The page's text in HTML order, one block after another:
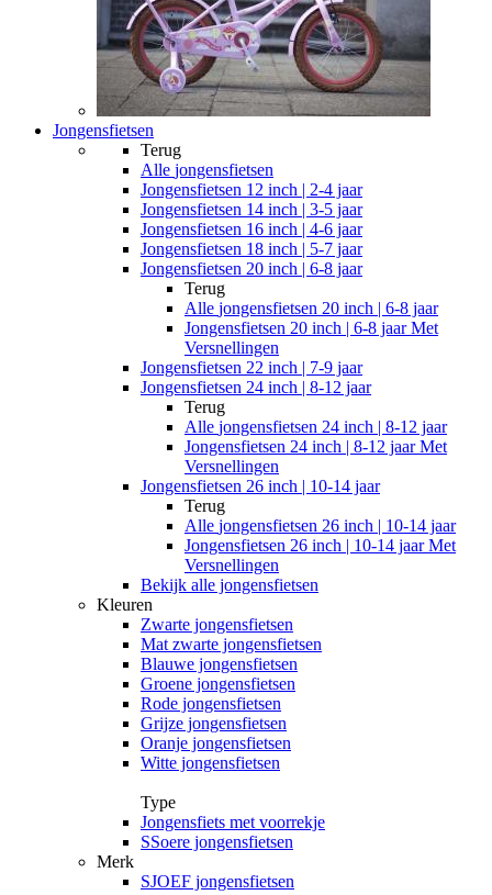
Jongensfietsen
Terug
Alle jongensfietsen
Jongensfietsen 12 inch | 2-4 jaar
Jongensfietsen 14 inch | 3-5 jaar
Jongensfietsen 16 inch | 4-6 jaar
Jongensfietsen 18 inch | 5-7 jaar
Jongensfietsen 20 inch | 6-8 jaar
Terug
Alle jongensfietsen 20 inch | 6-8 jaar
Jongensfietsen 20 inch | 6-8 jaar Met
Versnellingen
Jongensfietsen 22 inch | 7-9 jaar
Jongensfietsen 24 inch | 8-12 jaar
Terug
Alle jongensfietsen 24 inch | 8-12 jaar
Jongensfietsen 24 inch | 8-12 jaar Met
Versnellingen
Jongensfietsen 26 inch | 10-14 jaar
Terug
Alle jongensfietsen 26 inch | 10-14 jaar
Jongensfietsen 26 inch | 10-14 jaar Met
Versnellingen
Bekijk alle jongensfietsen
Kleuren
Zwarte jongensfietsen
Mat zwarte jongensfietsen
Blauwe jongensfietsen
Groene jongensfietsen
Rode jongensfietsen
Grijze jongensfietsen
Oranje jongensfietsen
Witte jongensfietsen
Type
Jongensfiets met voorrekje
SSoere jongensfietsen
Merk
SJOEF jongensfietsen